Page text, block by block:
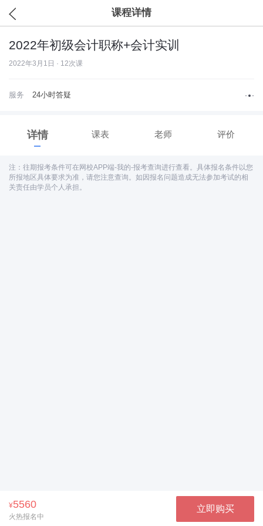
课程详情
2022年初级会计职称+会计实训
2022年3月1日 · 12次课
服务 24小时答疑
详情 课表 老师 评价
注：往期报考条件可在网校APP端-我的-报考查询进行查看。具体报名条件以您
所报地区具体要求为准，请您注意查询。如因报名问题造成无法参加考试的相
关责任由学员个人承担。
¥5560
火热报名中
立即购买